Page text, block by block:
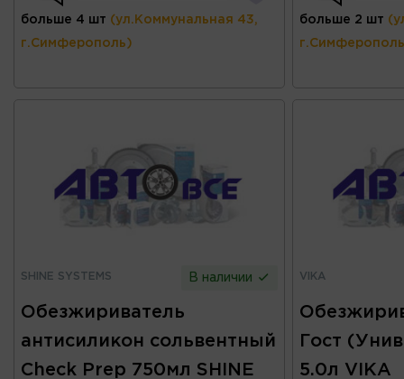
больше 4 шт (ул.Коммунальная 43,
г.Симферополь)
больше 2 шт
SHINE SYSTEMS В наличии
Обезжириватель
антисиликон сольвентный
Check Prep 750мл SHINE
VIKA
Гост
5.0л VIKA